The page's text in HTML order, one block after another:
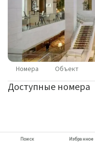
Номера Объект
Доступные номера
Поиск Избранное